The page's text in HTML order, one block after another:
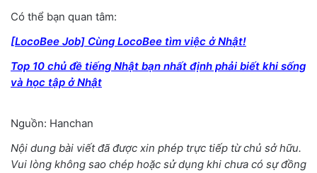
Có thể bạn quan tâm:
[LocoBee Job] Cùng LocoBee tìm việc ở Nhật!
Top 10 chủ đề tiếng Nhật bạn nhất định phải biết khi sống
và học tập ở Nhật
Nguồn: Hanchan
Nội dung bài viết đã được xin phép trực tiếp từ chủ sở hữu.
Vui lòng không sao chép hoặc sử dụng khi chưa có sự đồng